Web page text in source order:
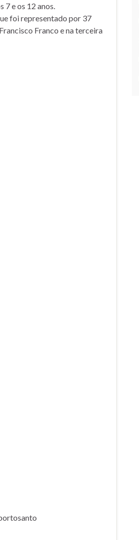
7 e os 12 anos.
foi representado por 37
Franco e na terceira